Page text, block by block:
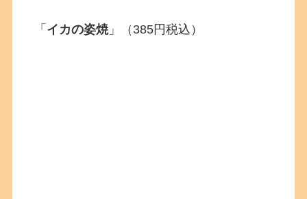
「 イカの姿焼 」（385円税込）